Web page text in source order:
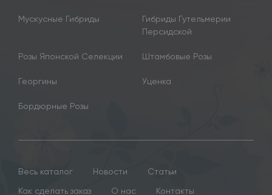
Мускусные Гибриды
Гибриды Гутельмерии
Персидской
Розы Японской Селекции Штамбовые Розы
Георгины Уценка
Бордюрные Розы
Весь каталог Новости
Статьи
Как сделать заказ
О нас Контакты